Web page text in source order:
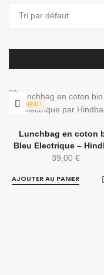
NEW !
Lunchbag en coton
Bleu Electrique –
39,00 €
AJOUTER AU PANIER